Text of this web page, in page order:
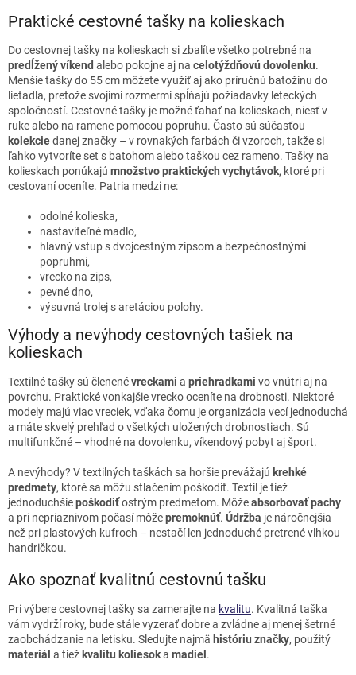
a
c
i
e
p
r
v
k
y
v
ý
p
v
a
n
i
e
Praktické cestovné tašky na kolieskach
Do cestovnej tašky na kolieskach si zbalíte všetko potrebné na
predĺžený víkend alebo pokojne aj na celotýždňovú dovolenku.
Menšie tašky do 55 cm môžete využiť aj ako príručnú batožinu do
lietadla, pretože svojimi rozmermi spĺňajú požiadavky leteckých
spoločností. Cestovné tašky je možné ťahať na kolieskach, niesť v
ruke alebo na ramene pomocou popruhu. Často sú súčasťou
kolekciedanej značky – v rovnakých farbách či vzoroch, takže si
ľahko vytvoríte set s batohom alebo taškou cez rameno. Tašky na
kolieskach ponúkajú množstvo praktických vychytávok, ktoré pri
cestovaní oceníte. Patria medzi ne:
odolné kolieska,
nastaviteľné madlo,
hlavný vstup s dvojcestným zipsom a bezpečnostnými
popruhmi,
vrecko na zips,
pevné dno,
výsuvná trolej s aretáciou polohy.
Výhody a nevýhody cestovných tašiek na
kolieskach
Textilné tašky sú členenévreckami a priehradkami vo vnútri aj na
povrchu. Praktické vonkajšie vrecko oceníte na drobnosti. Niektoré
modely majú viac vreciek, vďaka čomu je organizácia vecí jednoduchá
a máte skvelý prehľad o všetkých uložených drobnostiach. Sú
multifunkčné – vhodné na dovolenku, víkendový pobyt aj šport.
A nevýhody? V textilných taškách sa horšie prevážajú krehké
predmety, ktoré sa môžu stlačením poškodiť. Textil je tiež
jednoduchšiepoškodiťostrým predmetom. Môžeabsorbovať pachy
a pri nepriaznivom počasí môžepremoknúť. Údržba je náročnejšia
než pri plastových kufroch – nestačí len jednoduché pretrené vlhkou
handričkou.
Ako spoznať kvalitnú cestovnú tašku
Pri výbere cestovnej tašky sa zamerajte na kvalitu. Kvalitná taška
vám vydrží roky, bude stále vyzerať dobre a zvládne aj menej šetrné
zaobchádzanie na letisku. Sledujte najmä históriu značky, použitý
materiál a tiež kvalitu koliesoka madiel .